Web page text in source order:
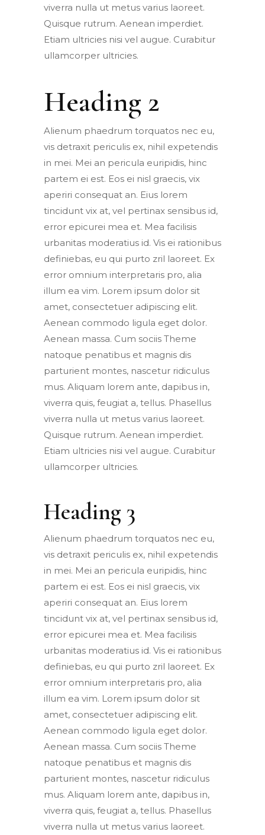
viverra nulla ut metus varius laoreet.
Quisque rutrum. Aenean imperdiet.
Etiam ultricies nisi vel augue. Curabitur
ullamcorper ultricies.
Heading 2
Alienum phaedrum torquatos nec eu,
vis detraxit periculis ex, nihil expetendis
in mei. Mei an pericula euripidis, hinc
partem ei est. Eos ei nisl graecis, vix
aperiri consequat an. Eius lorem
tincidunt vix at, vel pertinax sensibus id,
error epicurei mea et. Mea facilisis
urbanitas moderatius id. Vis ei rationibus
definiebas, eu qui purto zril laoreet. Ex
error omnium interpretaris pro, alia
illum ea vim. Lorem ipsum dolor sit
amet, consectetuer adipiscing elit.
Aenean commodo ligula eget dolor.
Aenean massa. Cum sociis Theme
natoque penatibus et magnis dis
parturient montes, nascetur ridiculus
mus. Aliquam lorem ante, dapibus in,
viverra quis, feugiat a, tellus. Phasellus
viverra nulla ut metus varius laoreet.
Quisque rutrum. Aenean imperdiet.
Etiam ultricies nisi vel augue. Curabitur
ullamcorper ultricies.
Heading 3
Alienum phaedrum torquatos nec eu,
vis detraxit periculis ex, nihil expetendis
in mei. Mei an pericula euripidis, hinc
partem ei est. Eos ei nisl graecis, vix
aperiri consequat an. Eius lorem
tincidunt vix at, vel pertinax sensibus id,
error epicurei mea et. Mea facilisis
urbanitas moderatius id. Vis ei rationibus
definiebas, eu qui purto zril laoreet. Ex
error omnium interpretaris pro, alia
illum ea vim. Lorem ipsum dolor sit
amet, consectetuer adipiscing elit.
Aenean commodo ligula eget dolor.
Aenean massa. Cum sociis Theme
natoque penatibus et magnis dis
parturient montes, nascetur ridiculus
mus. Aliquam lorem ante, dapibus in,
viverra quis, feugiat a, tellus. Phasellus
viverra nulla ut metus varius laoreet.